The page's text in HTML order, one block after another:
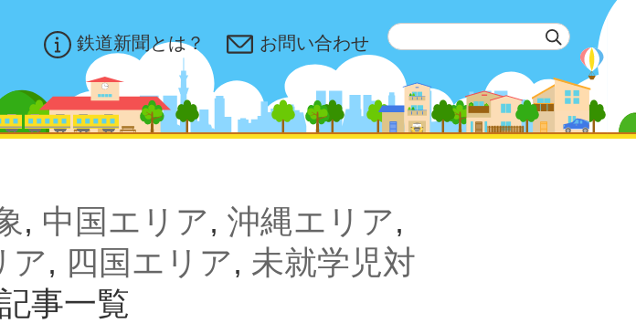
鉄道新聞とは？ お問い合わせ
, 中国エリア, 沖縄エリア,
ア, 四国エリア, 未就学児対
事一覧